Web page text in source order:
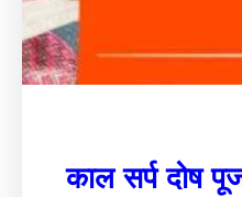
काल सर्प दोष